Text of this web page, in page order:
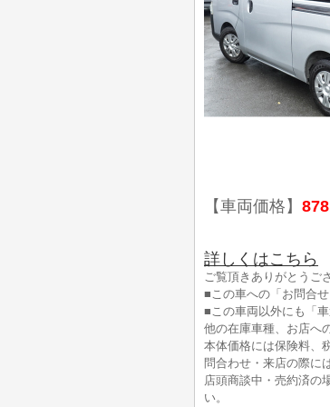
【車両価格】
詳しくはこちら
ご覧頂きありがとうご
■この車への「お問合
■この車両以外にも「
他の在庫車種、お店へ
本体価格には保険料、
問合わせ・来店の際に
店頭商談中・売約済の
い。